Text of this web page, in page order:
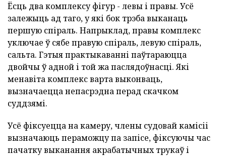
Ёсць два комплексу фігур - левы і правы. Усё
залежыць ад таго, у які бок трэба выканаць
першую спіраль. Напрыклад, правы комплекс
уключае ў сябе правую спіраль, левую спіраль,
сальта. Гэтыя практыкаванні паўтараюцца
двойчы ў адной і той жа паслядоўнасці. Які
менавіта комплекс варта выконваць,
вызначаецца непасрэдна перад скачком
суддзямі.
Усё фіксуецца на камеру, члены судовай камісіі
вызначаюць пераможцу па запісе, фіксуючы час
пачатку выканання акрабатычных трукаў і